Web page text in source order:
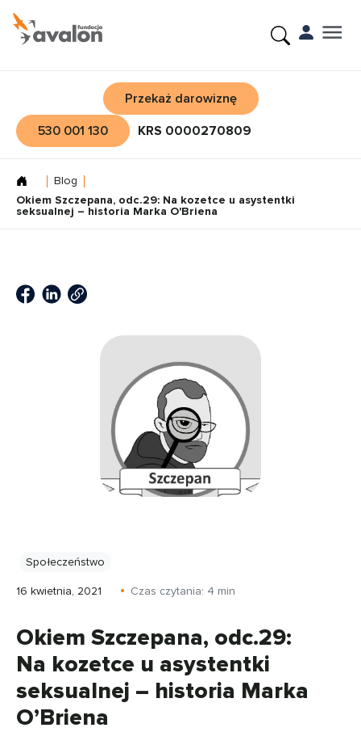
Przekaż darowiznę
530 001 130
KRS 0000270809
Blog
Okiem Szczepana, odc.29: Na kozetce u asystentki
seksualnej – historia Marka O'Briena
Społeczeństwo
16 kwietnia, 2021 Czas czytania: 4 min
Okiem Szczepana, odc.29:
Na kozetce u asystentki
seksualnej – historia Marka
O’Briena